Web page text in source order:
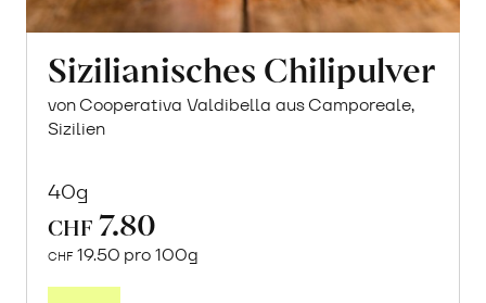
Sizilianisches Chilipulver
von Cooperativa Valdibella aus Camporeale,
Sizilien
40g
CHF 7.80
CHF 19.50 pro 100g